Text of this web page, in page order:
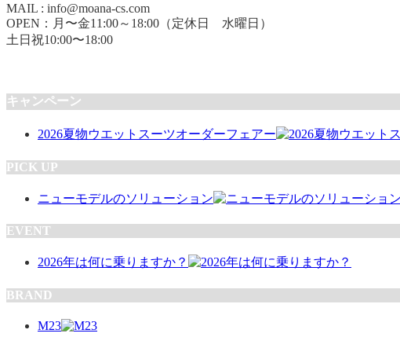
MAIL : info@moana-cs.com
OPEN：月〜金11:00～18:00（定休日 水曜日）
土日祝10:00〜18:00
キャンペーン
2026夏物ウエットスーツオーダーフェアー
PICK UP
ニューモデルのソリューション
EVENT
2026年は何に乗りますか？
BRAND
M23